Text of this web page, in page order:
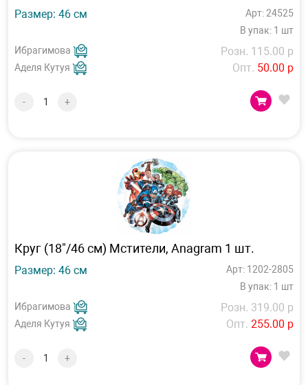
Размер: 46 см
Арт: 24525
В упак: 1 шт
Ибрагимова
Аделя Кутуя
Розн. 115.00 р
Опт. 50.00 р
- +
Круг (18"/46 см) Мстители, Anagram 1 шт.
Размер: 46 см
Арт: 1202-2805
В упак: 1 шт
Ибрагимова
Аделя Кутуя
Розн. 319.00 р
Опт. 255.00 р
- +